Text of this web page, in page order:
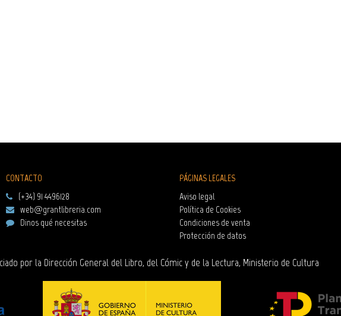
CONTACTO
(+34) 91 4496128
web@grantlibreria.com
Dinos qué necesitas
PÁGINAS LEGALES
Aviso legal
Política de Cookies
Condiciones de venta
Protección de datos
por la Dirección General del Libro, del Cómic y de la Lectura, Ministerio de Cultura